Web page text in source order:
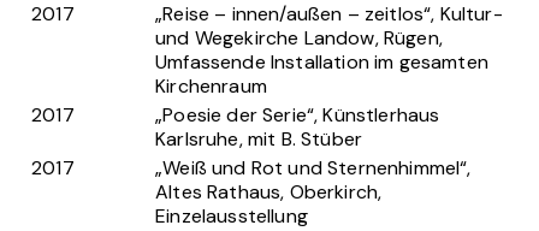
2017
„Reise – innen/außen – zeitlos“, Kultur-
und Wegekirche Landow, Rügen,
Umfassende Installation im gesamten
Kirchenraum
2017
„Poesie der Serie“, Künstlerhaus
Karlsruhe, mit B. Stüber
2017
„Weiß und Rot und Sternenhimmel“,
Altes Rathaus, Oberkirch,
Einzelausstellung